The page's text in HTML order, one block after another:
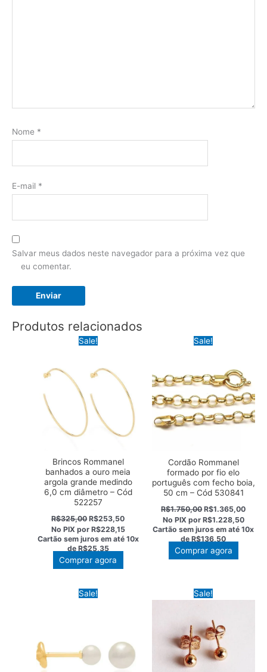
Nome *
E-mail *
Salvar meus dados neste navegador para a próxima vez que
eu comentar.
Produtos relacionados
Sale!
Brincos Rommanel
banhados a ouro meia
argola grande medindo
6,0 cm diâmetro – Cód
522257
R$325,00O
preço
original
era:
R$325,00.
R$253,50O
preço
atual
é:
No PIX por R$228,15
Cartão sem juros em até 10x
deR$25,35
Comprar agora
Sale!
Cordão Rommanel
formado por fio elo
português com fecho boia,
50 cm – Cód 530841
R$1.750,00O
preço
original
era:
R$1.750,00.
R$1.365,00O
atual
é:
No PIX por R$1.228,50
Cartão sem juros em até10x
de R$136,50
Comprar agora
Sale! Sale!